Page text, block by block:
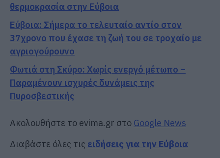
θερμοκρασία στην Εύβοια
Εύβοια: Σήμερα το τελευταίο αντίο στον
37χρονο που έχασε τη ζωή του σε τροχαίο με
αγριογούρουνο
Φωτιά στη Σκύρο: Χωρίς ενεργό μέτωπο –
Παραμένουν ισχυρές δυνάμεις της
Πυροσβεστικής
Ακολουθήστε το evima.gr στο Google News
Διαβάστε όλες τις ειδήσεις για την Εύβοια